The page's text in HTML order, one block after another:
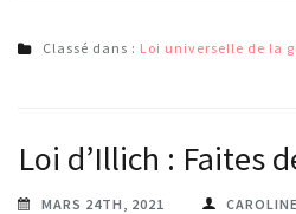
Classé dans : Loi universelle de la
Loi d’Illich : Faites
MARS 24TH, 2021 CAROLINE